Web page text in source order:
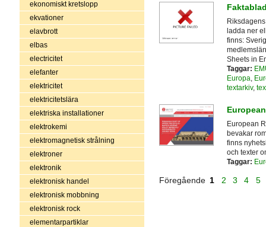
ekonomiskt kretslopp
ekvationer
elavbrott
elbas
electricitet
elefanter
elektricitet
elektricitetslära
elektriska installationer
elektrokemi
elektromagnetisk strålning
elektroner
elektronik
elektronisk handel
elektronisk mobbning
elektronisk rock
elementarpartiklar
ladda ner
finns:
Sheets in
Taggar:
Europa,
textarkiv,
European
bevakar
finns
och texter
Taggar:
Föregående 1 2 3 4 5